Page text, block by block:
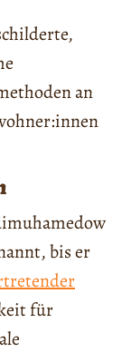
an
bis er
für